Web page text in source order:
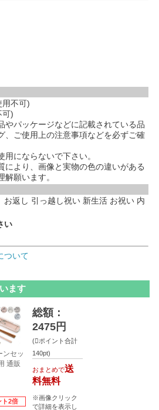
不可)
可)
パッケージなどに記載されている品
、ご使用上の注意事項などを必ずご確
にならないで下さい。
より、画像と実物の色の違いがある
願います。
お返し 引っ越し祝い 新生活 お祝い 内
い
ついて